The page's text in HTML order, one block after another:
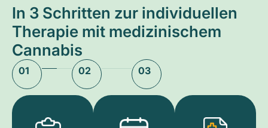
In 3 Schritten zur individuellen
Therapie mit medizinischem
Cannabis
01 02 03